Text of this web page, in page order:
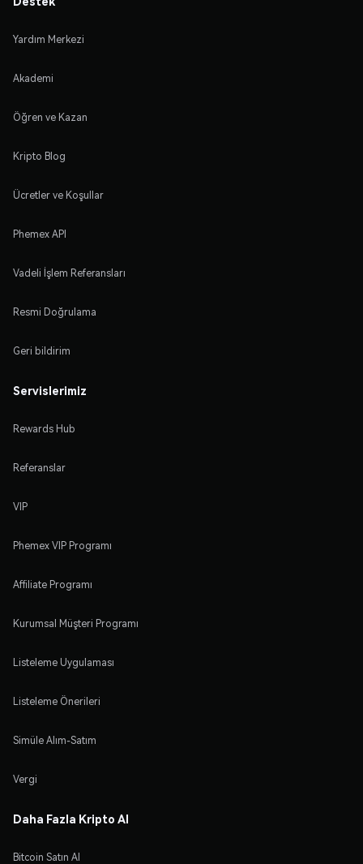
Yardım Merkezi
Akademi
Öğren ve Kazan
Kripto Blog
Ücretler ve Koşullar
Phemex API
Vadeli İşlem Referansları
Resmi Doğrulama
Geri bildirim
Servislerimiz
Rewards Hub
Referanslar
VIP
Phemex VIP Programı
Affiliate Programı
Kurumsal Müşteri Programı
Listeleme Uygulaması
Listeleme Önerileri
Simüle Alım-Satım
Vergi
Daha Fazla Kripto Al
Bitcoin Satın Al